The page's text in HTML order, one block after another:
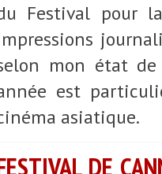
Festival pour
mon état
est
asiatique.
DE